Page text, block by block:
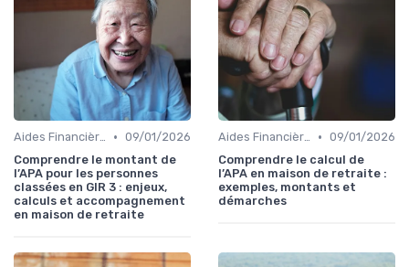
Aides Financières et Subventions • 09/01/2026
Comprendre le montant de
l’APA pour les personnes
classées en GIR 3 : enjeux,
calculs et accompagnement
en maison de retraite
Aides Financières et Subventions • 09/01/2026
Comprendre le calcul de
l’APA en maison de retraite :
exemples, montants et
démarches